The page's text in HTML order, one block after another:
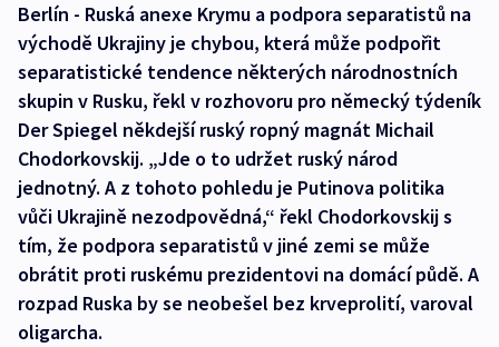
Berlín - Ruská anexe Krymu a podpora separatistů na
východě Ukrajiny je chybou, která může podpořit
separatistické tendence některých národnostních
skupin v Rusku, řekl v rozhovoru pro německý týdeník
Der Spiegel někdejší ruský ropný magnát Michail
Chodorkovskij. „Jde o to udržet ruský národ
jednotný. A z tohoto pohledu je Putinova politika
vůči Ukrajině nezodpovědná,“ řekl Chodorkovskij s
tím, že podpora separatistů v jiné zemi se může
obrátit proti ruskému prezidentovi na domácí půdě. A
rozpad Ruska by se neobešel bez krveprolití, varoval
oligarcha.